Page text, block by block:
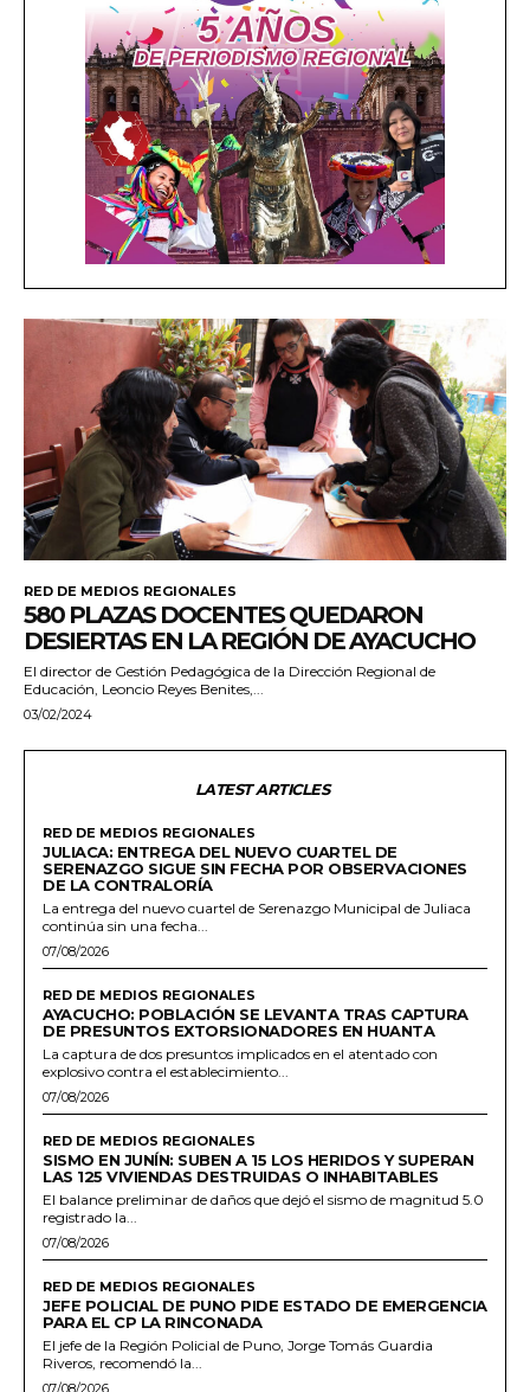
RED DE MEDIOS REGIONALES
580 PLAZAS DOCENTES QUEDARON
DESIERTAS EN LA REGIÓN DE AYACUCHO
El director de Gestión Pedagógica de la Dirección Regional de
Educación, Leoncio Reyes Benites,...
03/02/2024
LATEST ARTICLES
RED DE MEDIOS REGIONALES
JULIACA: ENTREGA DEL NUEVO CUARTEL DE
SERENAZGO SIGUE SIN FECHA POR OBSERVACIONES
DE LA CONTRALORÍA
La entrega del nuevo cuartel de Serenazgo Municipal de Juliaca
continúa sin una fecha...
07/08/2026
RED DE MEDIOS REGIONALES
AYACUCHO: POBLACIÓN SE LEVANTA TRAS CAPTURA
DE PRESUNTOS EXTORSIONADORES EN HUANTA
La captura de dos presuntos implicados en el atentado con
explosivo contra el establecimiento...
07/08/2026
RED DE MEDIOS REGIONALES
SISMO EN JUNÍN: SUBEN A 15 LOS HERIDOS Y SUPERAN
LAS 125 VIVIENDAS DESTRUIDAS O INHABITABLES
El balance preliminar de daños que dejó el sismo de magnitud 5.0
registrado la...
07/08/2026
RED DE MEDIOS REGIONALES
JEFE POLICIAL DE PUNO PIDE ESTADO DE EMERGENCIA
PARA EL CP LA RINCONADA
El jefe de la Región Policial de Puno, Jorge Tomás Guardia
Riveros, recomendó la...